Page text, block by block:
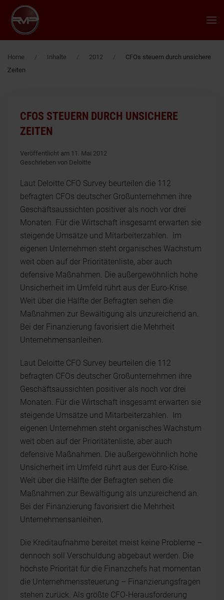
Zum Hauptinhalt springen
Home Inhalte 2012
CFOs steuern durch unsichere
Zeiten
CFOS STEUERN DURCH UNSICHERE
ZEITEN
Veröffentlicht am 11. Mai 2012
Geschrieben von Deloitte
Laut Deloitte CFO Survey beurteilen die 112
befragten CFOs deutscher Großunternehmen ihre
Geschäftsaussichten positiver als noch vor drei
Monaten. Für die Wirtschaft insgesamt erwarten sie
steigende Umsätze und Mitarbeiterzahlen. Im
eigenen Unternehmen steht organisches Wachstum
weit oben auf der Prioritätenliste, aber auch
defensive Maßnahmen. Die außergewöhnlich hohe
Unsicherheit im Umfeld rührt aus der Euro-Krise.
Weit über die Hälfte der Befragten sehen die
Maßnahmen zur Bewältigung als unzureichend an.
Bei der Finanzierung favorisiert die Mehrheit
Unternehmensanleihen.
Laut Deloitte CFO Survey beurteilen die 112
befragten CFOs deutscher Großunternehmen ihre
Geschäftsaussichten positiver als noch vor drei
Monaten. Für die Wirtschaft insgesamt erwarten sie
steigende Umsätze und Mitarbeiterzahlen. Im
eigenen Unternehmen steht organisches Wachstum
weit oben auf der Prioritätenliste, aber auch
defensive Maßnahmen. Die außergewöhnlich hohe
Unsicherheit im Umfeld rührt aus der Euro-Krise.
Weit über die Hälfte der Befragten sehen die
Maßnahmen zur Bewältigung als unzureichend an.
Bei der Finanzierung favorisiert die Mehrheit
Unternehmensanleihen.
Die Kreditaufnahme bereitet meist keine Probleme –
dennoch soll Verschuldung abgebaut werden. Die
höchste Priorität für die Finanzchefs hat momentan
die Unternehmenssteuerung – Finanzierungsfragen
stehen zurück. Als größte CFO-Herausforderung